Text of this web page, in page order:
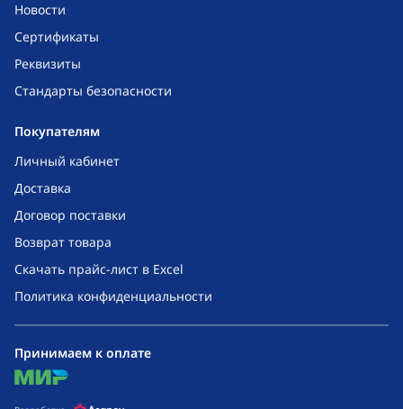
Новости
Сертификаты
Реквизиты
Стандарты безопасности
Покупателям
Личный кабинет
Доставка
Договор поставки
Возврат товара
Скачать прайс-лист в Excel
Политика конфиденциальности
Принимаем к оплате
mir